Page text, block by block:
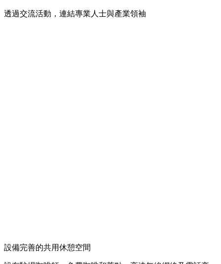
透過交流活動，連結專業人士與產業領袖
設備完善的共用休憩空間